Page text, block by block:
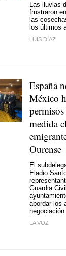
Las lluvias
frustraron
las
los últimos
LUIS DÍAZ
España
México
medida
Ourense
El
Eladio
Guardia
abordar los
negociación
LA VOZ